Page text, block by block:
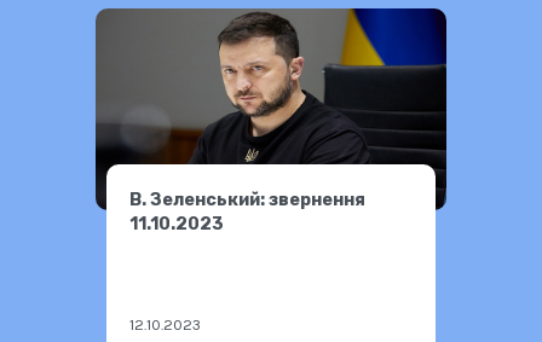
В. Зеленський: звернення
11.10.2023
12.10.2023